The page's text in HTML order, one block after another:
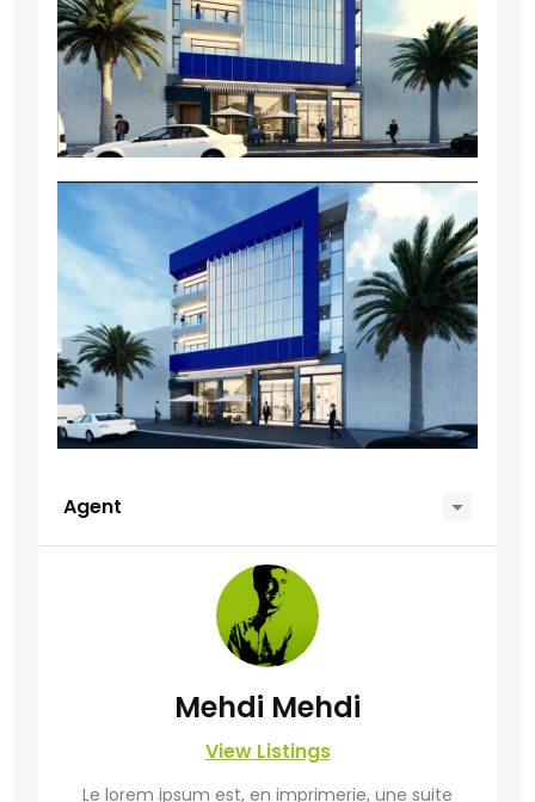
Agent
Mehdi Mehdi
View Listings
Le lorem ipsum est, en imprimerie, une suite